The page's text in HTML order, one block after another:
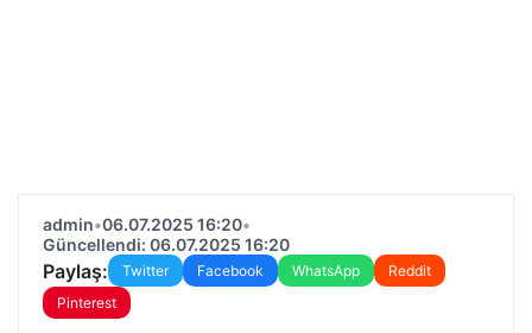
admin•06.07.2025 16:20•
Güncellendi: 06.07.2025 16:20
Paylaş: Twitter Facebook WhatsApp
Reddit
Pinterest